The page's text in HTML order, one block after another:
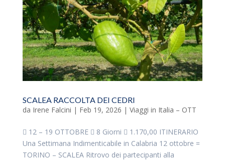
SCALEA RACCOLTA DEI CEDRI
da Irene Falcini | Feb 19, 2026 | Viaggi in Italia – OTT
 12 – 19 OTTOBRE  8 Giorni  1.170,00 ITINERARIO
Una Settimana Indimenticabile in Calabria 12 ottobre =
TORINO – SCALEA Ritrovo dei partecipanti alla